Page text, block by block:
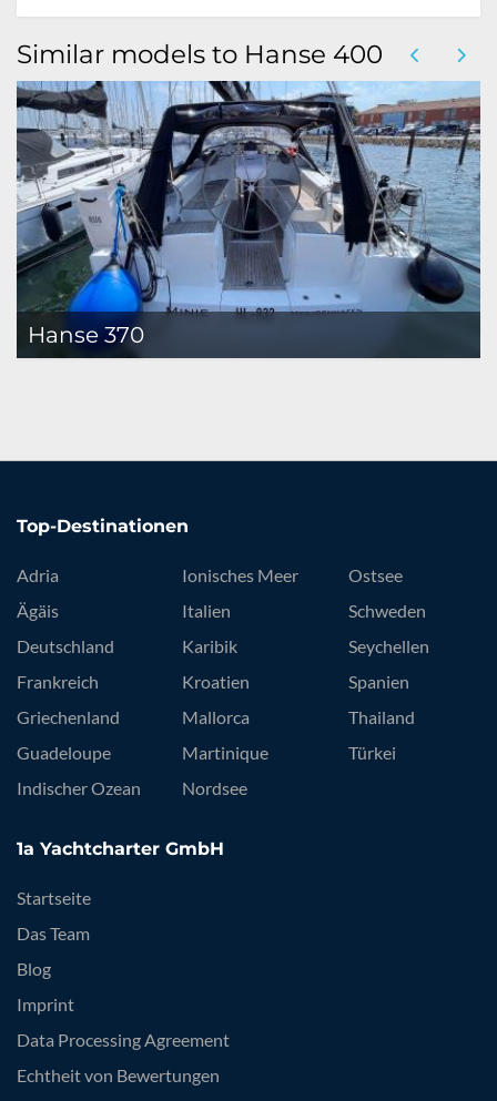
Similar models to Hanse 400
Hanse 370
Top-Destinationen
Adria
Ägäis
Deutschland
Frankreich
Griechenland
Guadeloupe
Indischer Ozean
Ionisches Meer
Italien
Karibik
Kroatien
Mallorca
Martinique
Nordsee
Ostsee
Schweden
Seychellen
Spanien
Thailand
Türkei
1a Yachtcharter GmbH
Startseite
Das Team
Blog
Imprint
Data Processing Agreement
Echtheit von Bewertungen